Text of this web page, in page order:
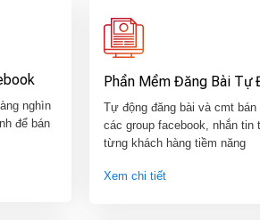
nghìn
để bán
Phần Mềm Đăng Bài Tự
Tự động đăng bài và cmt bán
các group facebook, nhắn tin
từng khách hàng tiềm năng
Xem chi tiết